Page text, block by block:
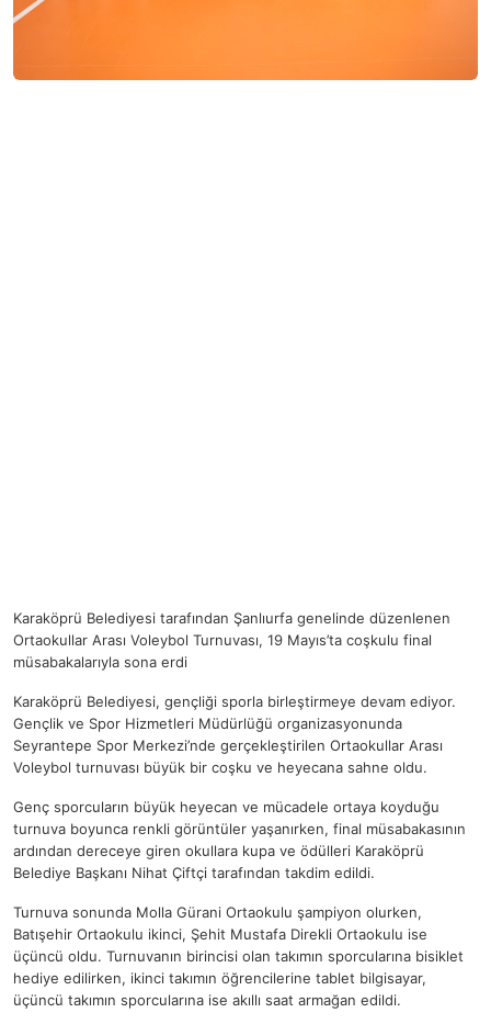
Karaköprü Belediyesi tarafından Şanlıurfa genelinde düzenlenen
Ortaokullar Arası Voleybol Turnuvası, 19 Mayıs’ta coşkulu final
müsabakalarıyla sona erdi
Karaköprü Belediyesi, gençliği sporla birleştirmeye devam ediyor.
Gençlik ve Spor Hizmetleri Müdürlüğü organizasyonunda
Seyrantepe Spor Merkezi’nde gerçekleştirilen Ortaokullar Arası
Voleybol turnuvası büyük bir coşku ve heyecana sahne oldu.
Genç sporcuların büyük heyecan ve mücadele ortaya koyduğu
turnuva boyunca renkli görüntüler yaşanırken, final müsabakasının
ardından dereceye giren okullara kupa ve ödülleri Karaköprü
Belediye Başkanı Nihat Çiftçi tarafından takdim edildi.
Turnuva sonunda Molla Gürani Ortaokulu şampiyon olurken,
Batışehir Ortaokulu ikinci, Şehit Mustafa Direkli Ortaokulu ise
üçüncü oldu. Turnuvanın birincisi olan takımın sporcularına bisiklet
hediye edilirken, ikinci takımın öğrencilerine tablet bilgisayar,
üçüncü takımın sporcularına ise akıllı saat armağan edildi.